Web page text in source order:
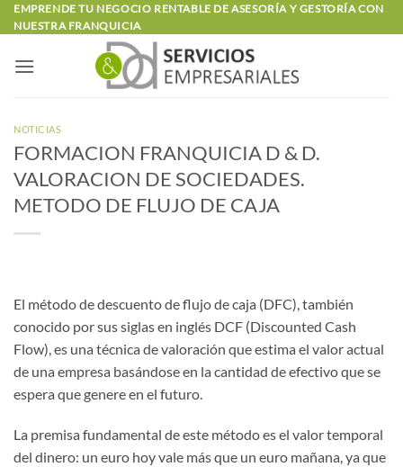
Saltar
al
EMPRENDE TU NEGOCIO RENTABLE DE ASESORÍA Y GESTORÍA CON
NUESTRA FRANQUICIA
NOTICIAS
FORMACION FRANQUICIA D & D.
VALORACION DE SOCIEDADES.
METODO DE FLUJO DE CAJA
El método de descuento de flujo de caja (DFC), también
conocido por sus siglas en inglés DCF (Discounted Cash
Flow), es una técnica de valoración que estima el valor actual
de una empresa basándose en la cantidad de efectivo que se
espera que genere en el futuro.
La premisa fundamental de este método es el valor temporal
del dinero: un euro hoy vale más que un euro mañana, ya que